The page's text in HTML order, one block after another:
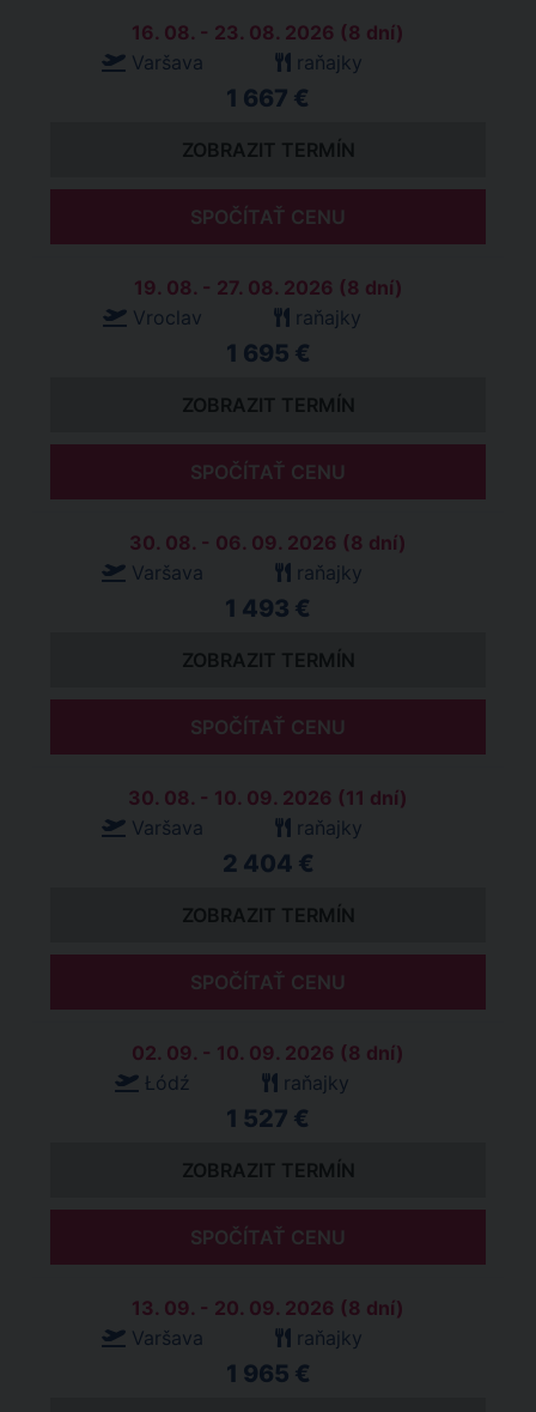
16. 08. - 23. 08. 2026 (8 dní)
Varšava
raňajky
1 667 €
ZOBRAZIT TERMÍN
SPOČÍTAŤ CENU
19. 08. - 27. 08. 2026 (8 dní)
Vroclav
raňajky
1 695 €
ZOBRAZIT TERMÍN
SPOČÍTAŤ CENU
30. 08. - 06. 09. 2026 (8 dní)
Varšava
raňajky
1 493 €
ZOBRAZIT TERMÍN
SPOČÍTAŤ CENU
30. 08. - 10. 09. 2026 (11 dní)
Varšava
raňajky
2 404 €
ZOBRAZIT TERMÍN
SPOČÍTAŤ CENU
02. 09. - 10. 09. 2026 (8 dní)
Łódź
raňajky
1 527 €
ZOBRAZIT TERMÍN
SPOČÍTAŤ CENU
13. 09. - 20. 09. 2026 (8 dní)
Varšava
raňajky
1 965 €